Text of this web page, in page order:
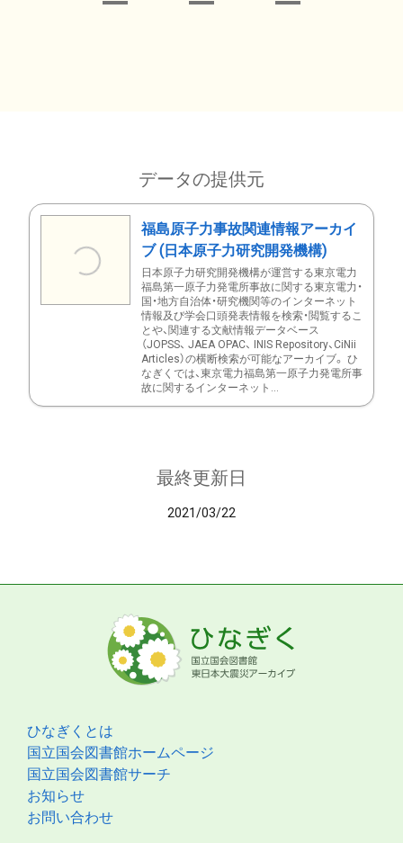
データの提供元
福島原子力事故関連情報アーカイ
ブ (日本原子力研究開発機構)
日本原子力研究開発機構が運営する東京電力
福島第一原子力発電所事故に関する東京電力・
国・地方自治体・研究機関等のインターネット
情報及び学会口頭発表情報を検索・閲覧するこ
とや、関連する文献情報データベース
（JOPSS、 JAEA OPAC、 INIS Repository、CiNii
Articles）の横断検索が可能なアーカイブ。 ひ
なぎくでは、東京電力福島第一原子力発電所事
故に関するインターネット...
最終更新日
2021/03/22
ひなぎくとは
国立国会図書館ホームページ
国立国会図書館サーチ
お知らせ
お問い合わせ